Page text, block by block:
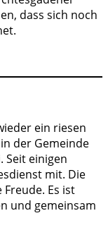
dass sich noch
ein riesen
der Gemeinde
Seit einigen
mit. Die
Es ist
und gemeinsam